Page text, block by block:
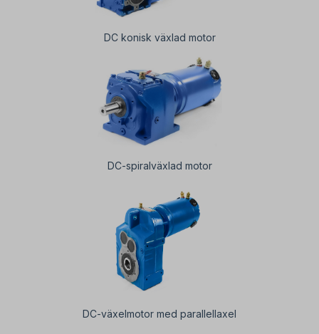
DC konisk växlad motor
DC-spiralväxlad motor
DC-växelmotor med parallellaxel